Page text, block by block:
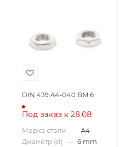
DIN 439 A4-040 BM 6
Под заказ к 28.08
Марка стали — A4
Диаметр (d) — 6 mm